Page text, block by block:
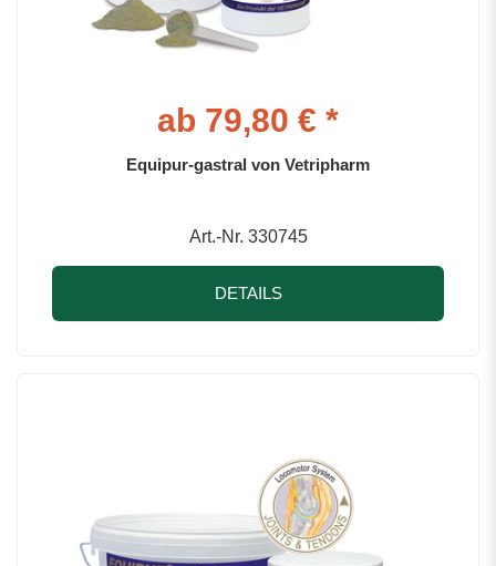
ab 79,80 € *
Equipur-gastral von Vetripharm
Art.-Nr. 330745
DETAILS